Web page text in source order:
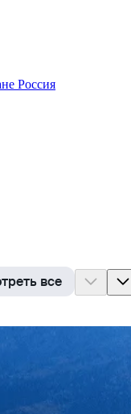
Россия
все